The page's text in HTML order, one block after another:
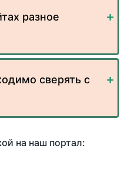
разное
сверять с
на наш портал: